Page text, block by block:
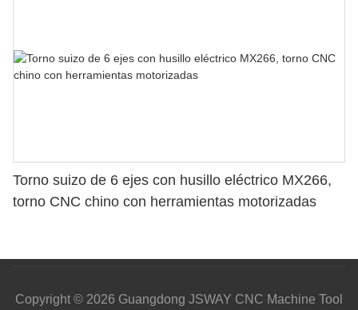
Torno suizo de 6 ejes con husillo eléctrico MX266,
torno CNC chino con herramientas motorizadas
Copyright © 2026 Guangdong JSWAY CNC Machine Tool